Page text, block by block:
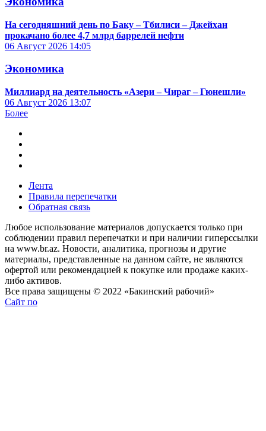
На сегодняшний день по Баку – Тбилиси – Джейхан
прокачано более 4,7 млрд баррелей нефти
06 Август 2026 14:05
Экономика
Миллиард на деятельность «Азери – Чираг – Гюнешли»
06 Август 2026 13:07
Более
Лента
Правила перепечатки
Обратная связь
Любое использование материалов допускается только при
соблюдении правил перепечатки и при наличии гиперссылки
на www.br.az. Новости, аналитика, прогнозы и другие
материалы, представленные на данном сайте, не являются
офертой или рекомендацией к покупке или продаже каких-
либо активов.
Все права защищены © 2022 «Бакинский рабочий»
Сайт по